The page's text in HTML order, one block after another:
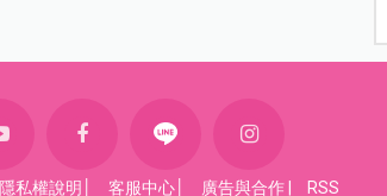
隱私權說明 客服中心 廣告與合作 RSS